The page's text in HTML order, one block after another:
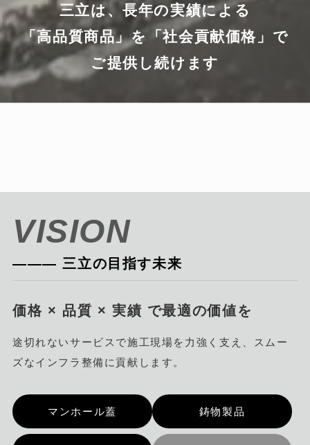
三立は、長年の実績による
「高品質商品」を「社会貢献価格」で
ご提供し続けます
VISION
――― 三立の目指す未来
価格 × 品質 × 実績 で最適の価値を
途切れないサービスで施工現場を力強く支え、スムー
ズなインフラ整備に貢献します。
マンホール蓋 鋳物製品